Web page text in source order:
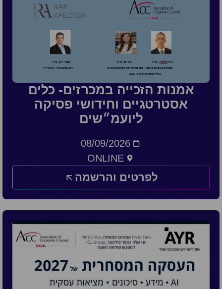
אמנות הזכייה במכרזים- כלים
אסטרטגיים וחידושי פסיקה
ליועמ״שים
08/09/2026
ONLINE
לפרטים והרשמה